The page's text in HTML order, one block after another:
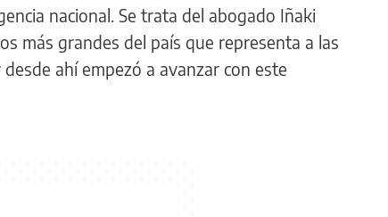
nacional. Se trata del abogado Iñaki
más grandes del país que representa a las
ahí empezó a avanzar con este